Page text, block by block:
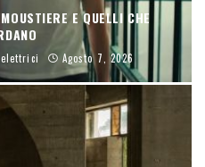
E QUELLI CHE
Agosto 7, 2026